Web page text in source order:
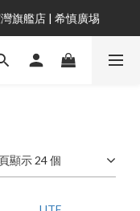
旗艦店 | 希慎廣埸
顯示 24 個